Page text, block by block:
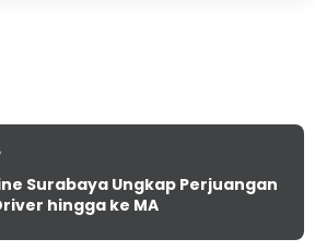
Surabaya Ungkap Perjuangan
hingga ke MA